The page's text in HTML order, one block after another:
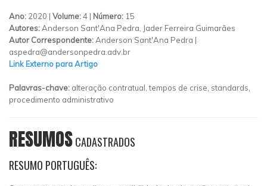
Ano: 2020 | Volume:4 | Número: 15
Autores:Anderson Sant'Ana Pedra, Jader Ferreira Guimarães
Autor Correspondente:Anderson Sant'Ana Pedra |
aspedra@andersonpedra.adv.br
Link Externo para Artigo
Palavras-chave: alteração contratual, tempos de crise, standards,
procedimento administrativo
RESUMOSCADASTRADOS
RESUMO PORTUGUÊS: